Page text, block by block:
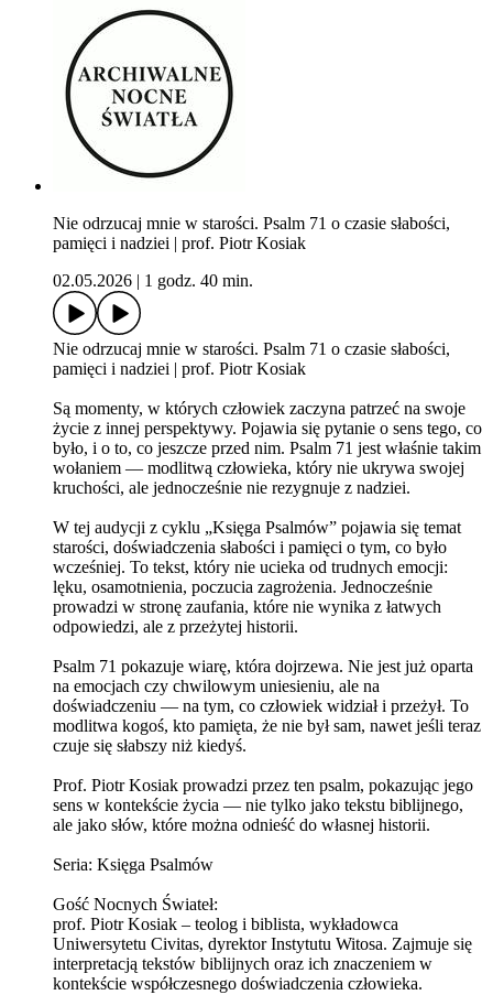
Nie odrzucaj mnie w starości. Psalm 71 o czasie słabości,
pamięci i nadziei | prof. Piotr Kosiak
02.05.2026
1 godz. 40 min.
Nie odrzucaj mnie w starości. Psalm 71 o czasie słabości,
pamięci i nadziei | prof. Piotr Kosiak
Są momenty, w których człowiek zaczyna patrzeć na swoje
życie z innej perspektywy. Pojawia się pytanie o sens tego, co
było, i o to, co jeszcze przed nim. Psalm 71 jest właśnie takim
wołaniem — modlitwą człowieka, który nie ukrywa swojej
kruchości, ale jednocześnie nie rezygnuje z nadziei.
W tej audycji z cyklu „Księga Psalmów” pojawia się temat
starości, doświadczenia słabości i pamięci o tym, co było
wcześniej. To tekst, który nie ucieka od trudnych emocji:
lęku, osamotnienia, poczucia zagrożenia. Jednocześnie
prowadzi w stronę zaufania, które nie wynika z łatwych
odpowiedzi, ale z przeżytej historii.
Psalm 71 pokazuje wiarę, która dojrzewa. Nie jest już oparta
na emocjach czy chwilowym uniesieniu, ale na
doświadczeniu — na tym, co człowiek widział i przeżył. To
modlitwa kogoś, kto pamięta, że nie był sam, nawet jeśli teraz
czuje się słabszy niż kiedyś.
Prof. Piotr Kosiak prowadzi przez ten psalm, pokazując jego
sens w kontekście życia — nie tylko jako tekstu biblijnego,
ale jako słów, które można odnieść do własnej historii.
Seria: Księga Psalmów
Gość Nocnych Świateł:
prof. Piotr Kosiak – teolog i biblista, wykładowca
Uniwersytetu Civitas, dyrektor Instytutu Witosa. Zajmuje się
interpretacją tekstów biblijnych oraz ich znaczeniem w
kontekście współczesnego doświadczenia człowieka.